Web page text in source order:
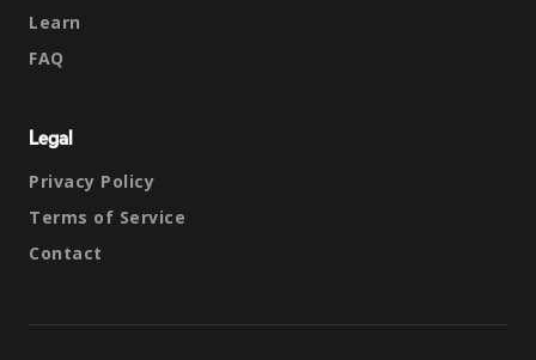
Learn
FAQ
Legal
Privacy Policy
Terms of Service
Contact